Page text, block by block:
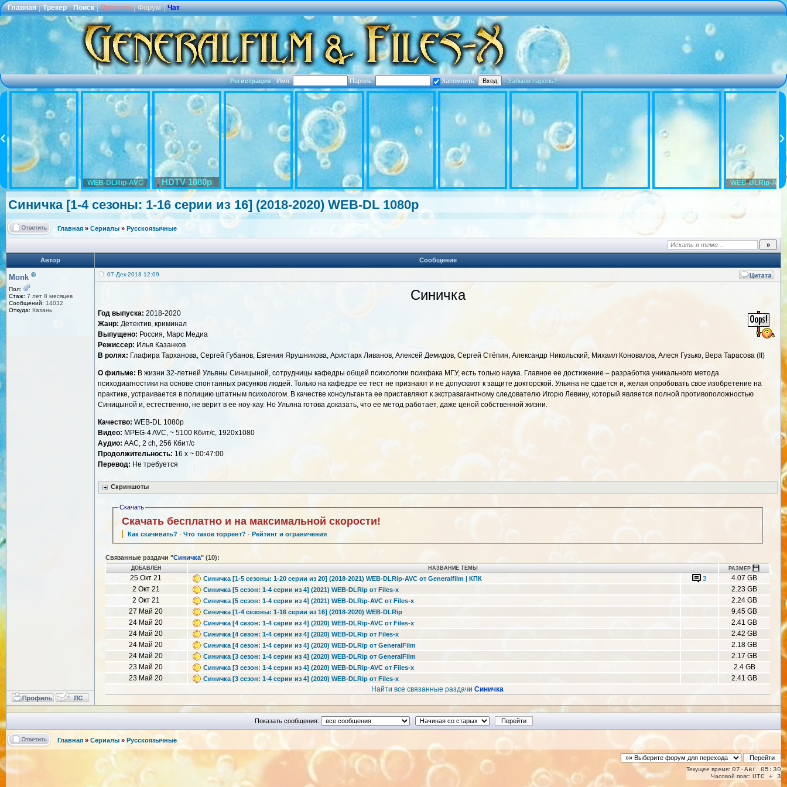
Главная | Трекер | Поиск | Правила | Форум | Чат
Регистрация·Имя: Пароль: Запомнить ·Забыли пароль?
WEB-DLRip-AVC HDTV 1080p WEB-DLRip-AVC
Синичка [1-4 сезоны: 1-16 серии из 16] (2018-2020) WEB-DL 1080p
Главная » Сериалы » Русскоязычные
Автор Сообщение
Monk ®
Пол:
Стаж: 7 лет 8 месяцев
Сообщений: 14032
Откуда: Казань
07-Дек-2018 12:09
Синичка
Год выпуска: 2018-2020
Жанр: Детектив, криминал
Выпущено: Россия, Марс Медиа
Режиссер: Илья Казанков
В ролях: Глафира Тарханова, Сергей Губанов, Евгения Ярушникова, Аристарх Ливанов, Алексей Демидов, Сергей Стёпин, Александр Никольский, Михаил Коновалов, Алеся Гузько, Вера Тарасова (II)
О фильме: В жизни 32-летней Ульяны Синицыной, сотрудницы кафедры общей психологии психфака МГУ, есть только наука. Главное ее достижение – разработка уникального метода
психодиагностики на основе спонтанных рисунков людей. Только на кафедре ее тест не признают и не допускают к защите докторской. Ульяна не сдается и, желая опробовать свое изобретение на
практике, устраивается в полицию штатным психологом. В качестве консультанта ее приставляют к экстравагантному следователю Игорю Левину, который является полной противоположностью
Синицыной и, естественно, не верит в ее ноу-хау. Но Ульяна готова доказать, что ее метод работает, даже ценой собственной жизни.
Качество: WEB-DL 1080p
Видео: MPEG-4 AVC, ~ 5100 Кбит/с, 1920x1080
Аудио: AAC, 2 ch, 256 Кбит/с
Продолжительность: 16 х ~ 00:47:00
Перевод: Не требуется
Скриншоты
Скачать
Скачать бесплатно и на максимальной скорости!
Как скачивать? ·Что такое торрент? · Рейтинг и ограничения
Связанные раздачи "Синичка" (10):
ДОБАВЛЕН НАЗВАНИЕ ТЕМЫ РАЗМЕР
25 Окт 21 Синичка [1-5 сезоны: 1-20 серии из 20] (2018-2021) WEB-DLRip-AVC от Generalfilm | КПК 3
4.07 GB
2 Окт 21
Синичка [5 сезон: 1-4 серии из 4] (2021) WEB-DLRip от Files-x
2.23 GB
2 Окт 21
Синичка [5 сезон: 1-4 серии из 4] (2021) WEB-DLRip-AVC от Files-x
2.24 GB
27 Май 20
Синичка [1-4 сезоны: 1-16 серии из 16] (2018-2020) WEB-DLRip
9.45 GB
24 Май 20
Синичка [4 сезон: 1-4 серии из 4] (2020) WEB-DLRip-AVC от Files-x
2.41 GB
24 Май 20
Синичка [4 сезон: 1-4 серии из 4] (2020) WEB-DLRip от Files-x
2.42 GB
24 Май 20
Синичка [4 сезон: 1-4 серии из 4] (2020) WEB-DLRip от GeneralFilm
2.18 GB
24 Май 20
Синичка [3 сезон: 1-4 серии из 4] (2020) WEB-DLRip от GeneralFilm
2.17 GB
23 Май 20
Синичка [3 сезон: 1-4 серии из 4] (2020) WEB-DLRip-AVC от Files-x
2.4 GB
23 Май 20
Синичка [3 сезон: 1-4 серии из 4] (2020) WEB-DLRip от Files-x
2.41 GB
Найти все связанные раздачиСиничка
Показать сообщения:
Главная » Сериалы » Русскоязычные
Текущее время: 07-Авг 05:30
Часовой пояс: UTC + 3